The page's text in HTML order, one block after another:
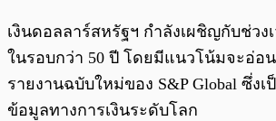
พร้อมเล่น
เงินดอลลาร์สหรัฐฯ กำลังเผชิญกับช่วง
ในรอบกว่า 50 ปี โดยมีแนวโน้มจะอ่อ
รายงานฉบับใหม่ของ S&P Global ซึ่งเ
ข้อมูลทางการเงินระดับโลก